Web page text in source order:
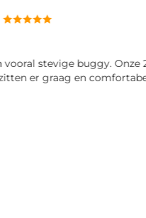
stevige buggy. Onze 2
er graag en